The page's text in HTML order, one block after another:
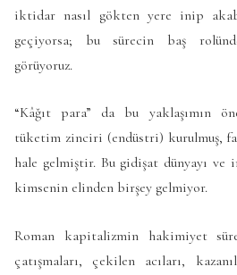
iktidar nasıl gökten yere inip
geçiyorsa; bu sürecin baş
görüyoruz.
“Kâğıt para” da bu yaklaşımın
tüketim zinciri (endüstri) kurulmuş,
hale gelmiştir. Bu gidişat dünyayı ve
kimsenin elinden birşey gelmiyor.
Roman kapitalizmin hakimiyet
çatışmaları, çekilen acıları,